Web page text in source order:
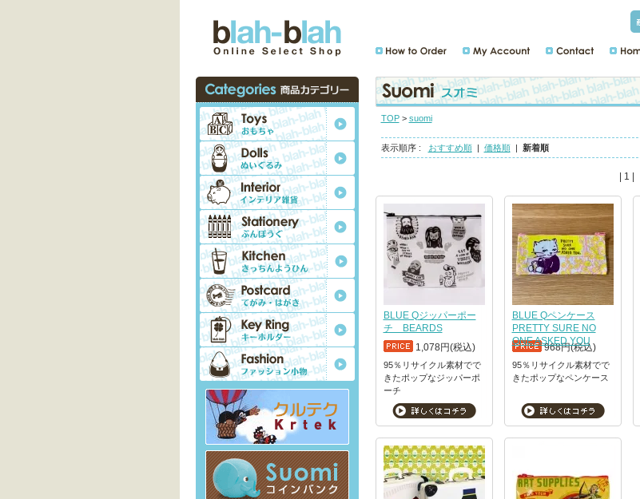
TOP> suomi
表示順序 : おすすめ順| 価格順| 新着順
| 1 |
BLUE Qジッパーポー
チ BEARDS
1,078円(税込)
95％リサイクル素材でで
きたポップなジッパーポ
ーチ
BLUE Qペンケース
PRETTY SURE NO
ONE ASKED YOU
968円(税込)
95％リサイクル素材でで
きたポップなペンケース